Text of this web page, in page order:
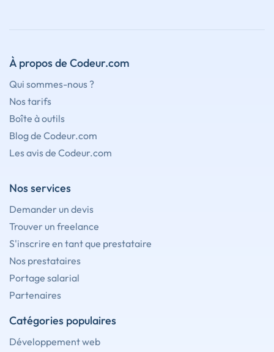
À propos de Codeur.com
Qui sommes-nous ?
Nos tarifs
Boîte à outils
Blog de Codeur.com
Les avis de Codeur.com
Nos services
Demander un devis
Trouver un freelance
S'inscrire en tant que prestataire
Nos prestataires
Portage salarial
Partenaires
Catégories populaires
Développement web